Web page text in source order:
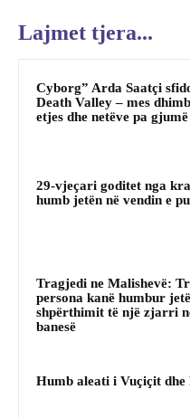
Lajmet tjera...
Cyborg” Arda Saatçi
Death Valley – mes
etjes dhe netëve pa gjumë
29-vjeçari goditet nga
humb jetën në vendin e
Tragjedi ne Malishevë:
persona kanë humbur
shpërthimit të një zjarri
banesë
Humb aleati i Vuçiçit dhe